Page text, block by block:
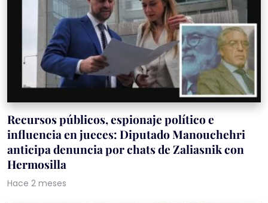
Recursos públicos, espionaje político e
influencia en jueces: Diputado Manouchehri
anticipa denuncia por chats de Zaliasnik con
Hermosilla
Hace 2 meses